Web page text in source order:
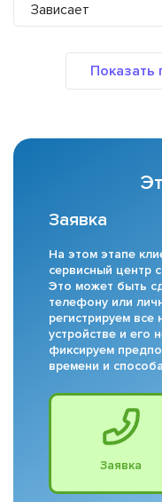
Зависает
Заявка
На этом этапе
сервисный центр
Это может быть
телефону или
регистрируем
устройстве и его
фиксируем
времени и
Заявка